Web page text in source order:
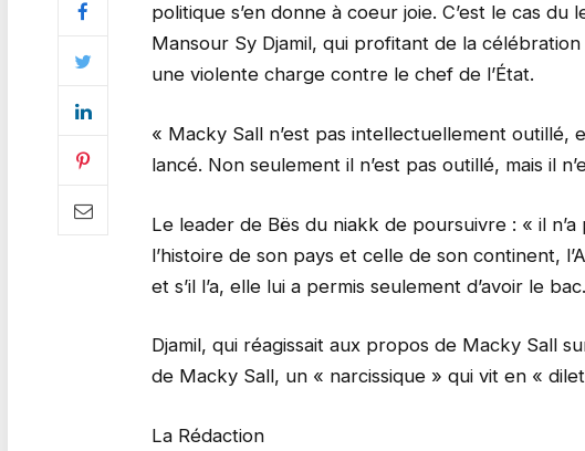
politique s’en donne à coeur joie. C’est le cas
Mansour Sy Djamil, qui profitant de la
une violente charge contre le chef de l’État.
« Macky Sall n’est pas intellectuellement outillé,
lancé. Non seulement il n’est pas outillé, mais il
Le leader de Bës du niakk de poursuivre : « il
l’histoire de son pays et celle de son continent,
et s’il l’a, elle lui a permis seulement d’avoir le
Djamil, qui réagissait aux propos de Macky Sall
de Macky Sall, un « narcissique » qui vit en «
La Rédaction